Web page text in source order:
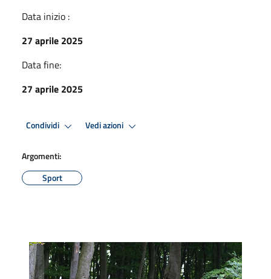
Data inizio :
27 aprile 2025
Data fine:
27 aprile 2025
Condividi Vedi azioni
Argomenti:
Sport